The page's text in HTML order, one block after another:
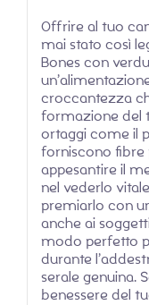
Offrire al tuo
mai stato così
Bones con
croccantezza
formazione del
ortaggi come il
forniscono fibre
appesantire il
nel vederlo
premiarlo con
anche ai
modo perfetto
durante
serale genuina.
benessere del